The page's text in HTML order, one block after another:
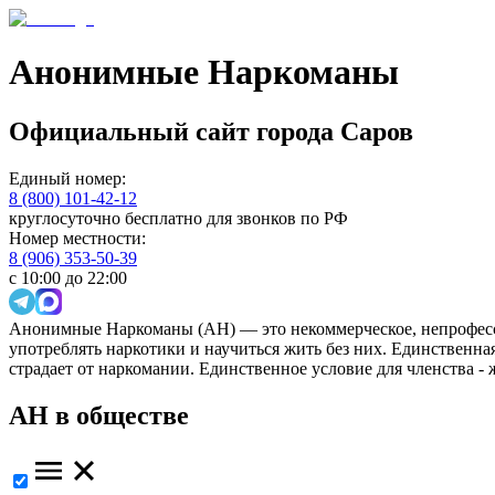
Анонимные Наркоманы
Официальный сайт города Саров
Единый номер:
8 (800) 101-42-12
круглосуточно бесплатно для звонков по РФ
Номер местности:
8 (906) 353-50-39
с 10:00 до 22:00
Анонимные Наркоманы (АН) — это некоммерческое,
употреблять наркотики и научиться жить без них.
страдает от наркомании. Единственное условие для членства -
АН в обществе